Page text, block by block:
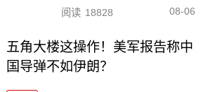
阅读 18828 08-06
五角大楼这操作！美军报告称中
国导弹不如伊朗？